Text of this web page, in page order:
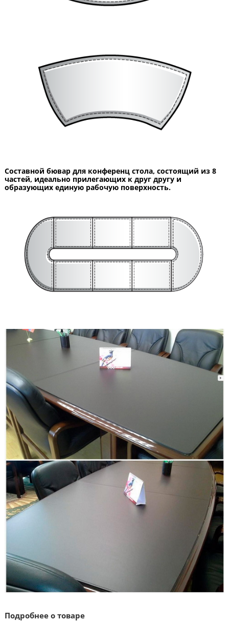
Составной бювар для конференц стола, состоящий из 8
частей, идеально прилегающих к друг другу и
образующих единую рабочую поверхность.
Подробнее о товаре